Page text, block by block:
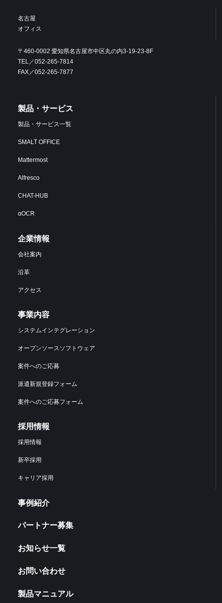
名古屋
オフィス
〒460-0002 愛知県名古屋市中区丸の内3-19-23-8F
TEL／052-265-7814
FAX／052-265-7877
製品・サービス
製品・サービス一覧
SMALT OFFICE
Mattermost
Alfresco
CHAT-HUB
αOCR
企業情報
会社案内
沿革
アクセス
事業内容
システムインテグレーション
オープンソースソフトウェア
案件へのご応募
派遣新規登録フォーム
案件へのご応募フォーム
採用情報
採用情報
新卒採用
キャリア採用
事例紹介
パートナー募集
お知らせ一覧
お問い合わせ
製品マニュアル